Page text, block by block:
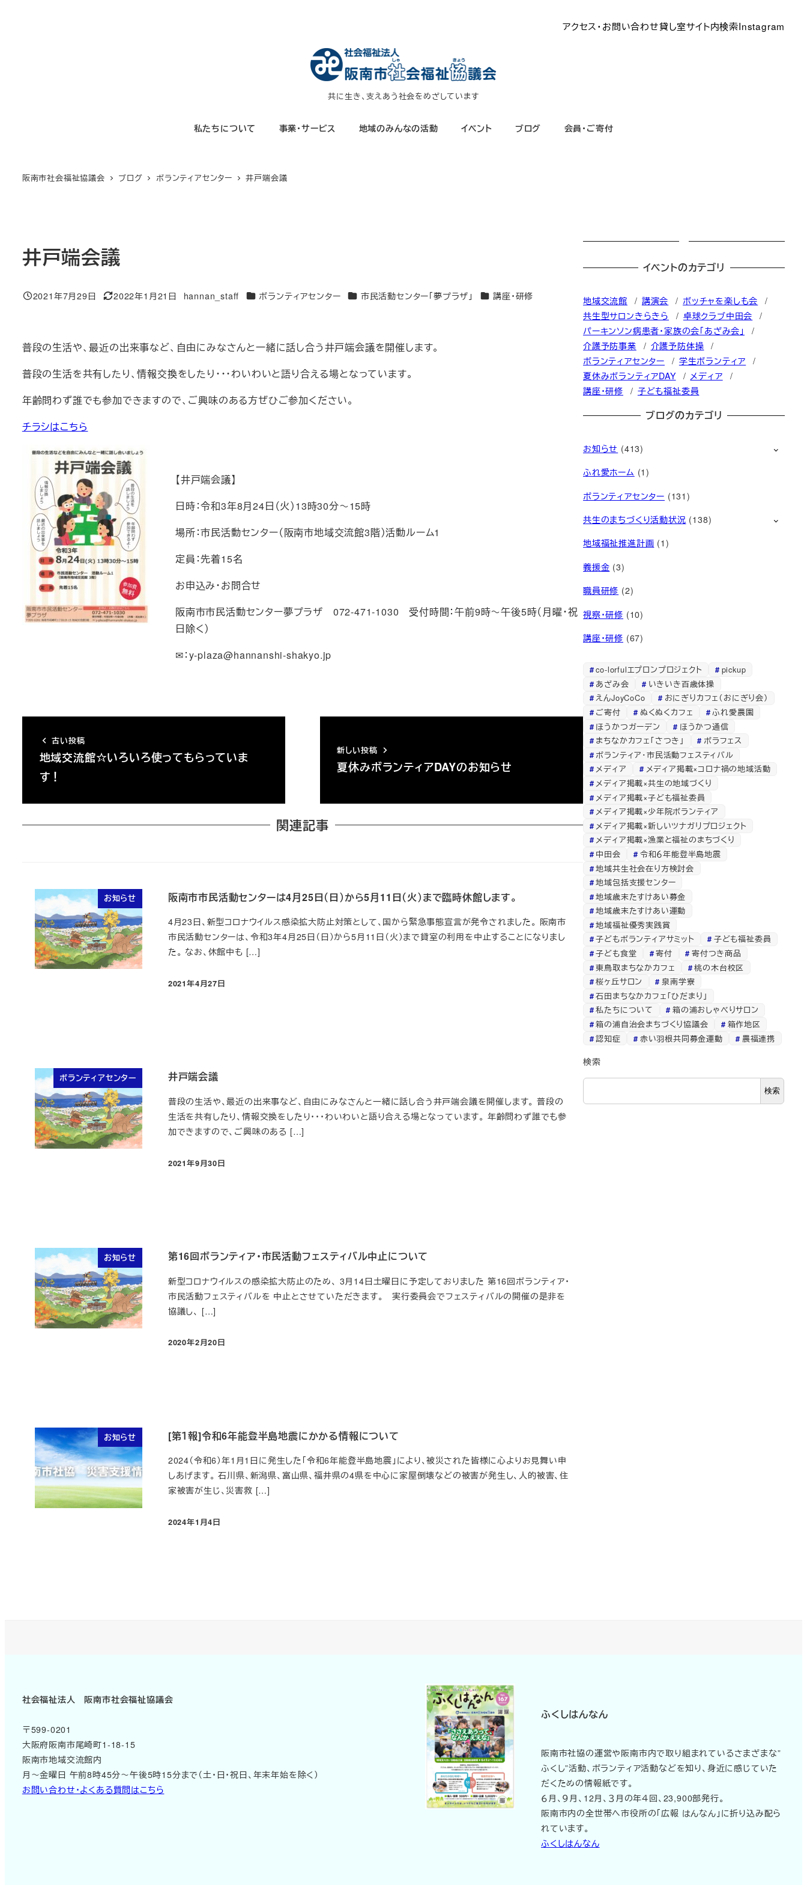
アクセス・お問い合わせ貸し室サイト内検索Instagram
共に生き、支えあう社会をめざしています
私たちについて 事業・サービス 地域のみんなの活動 イベント ブログ 会員・ご寄付
阪南市社会福祉協議会 ブログ ボランティアセンター 井戸端会議
井戸端会議
投稿日
2021年7月29日
更新日
2022年1月21日
著
hannan_staff カテゴリー
ボランティアセンター カテゴリー
市民活動センター「夢プラザ」 カテゴリー
講座・研修
普段の生活や、最近の出来事など、自由にみなさんと一緒に話し合う井戸端会議を開催します。
普段の生活を共有したり、情報交換をしたり・・・わいわいと語り合える場となっています。
年齢問わず誰でも参加できますので、ご興味のある方ぜひご参加ください。
チラシはこちら
【井戸端会議】
日時：令和3年8月24日（火）13時30分～15時
場所：市民活動センター（阪南市地域交流館3階）活動ルーム1
定員：先着15名
お申込み・お問合せ
阪南市市民活動センター夢プラザ 072-471-1030 受付時間：午前9時～午後5時（月曜・祝
日除く）
✉：y-plaza@hannanshi-shakyo.jp
古い投稿
地域交流館☆いろいろ使ってもらっていま
す！
新しい投稿
夏休みボランティアDAYのお知らせ
関連記事
お知らせ 阪南市市民活動センターは4月25日（日）から5月11日（火）まで臨時休館します。
4月23日、新型コロナウイルス感染拡大防止対策として、国から緊急事態宣言が発令されました。 阪南市
市民活動センターは、令和3年4月25日（日）から5月11日（火）まで貸室の利用を中止することになりまし
た。 なお、休館中も […]
投稿日
2021年4月27日
ボランティアセンター 井戸端会議
普段の生活や、最近の出来事など、自由にみなさんと一緒に話し合う井戸端会議を開催します。 普段の
生活を共有したり、情報交換をしたり・・・わいわいと語り合える場となっています。 年齢問わず誰でも参
加できますので、ご興味のある […]
投稿日
2021年9月30日
お知らせ 第16回ボランティア・市民活動フェスティバル中止について
新型コロナウイルスの感染拡大防止のため、 3月14日土曜日に予定しておりました 第16回ボランティア・
市民活動フェスティバルを 中止とさせていただきます。 実行委員会でフェスティバルの開催の是非を
協議し、 […]
投稿日
2020年2月20日
お知らせ [第１報]令和6年能登半島地震にかかる情報について
2024（令和6）年1月1日に発生した「令和6年能登半島地震」により､被災された皆様に心よりお見舞い申
しあげます。 石川県、新潟県、富山県、福井県の4県を中心に家屋倒壊などの被害が発生し、人的被害、住
家被害が生じ、災害救 […]
投稿日
2024年1月4日
イベントのカテゴリ
地域交流館 講演会
ボッチャを楽しも会
共生型サロンきらきら
卓球クラブ中田会
パーキンソン病患者・家族の会「あざみ会」
介護予防事業
介護予防体操
ボランティアセンター
学生ボランティア
夏休みボランティアDAY
メディア
講座・研修
子ども福祉委員
ブログのカテゴリ
お知らせ (413)
ふれ愛ホーム (1)
ボランティアセンター (131)
共生のまちづくり活動状況 (138)
地域福祉推進計画 (1)
義援金 (3)
職員研修 (2)
視察・研修 (10)
講座・研修 (67)
co-lorfulエプロンプロジェクト
pickup
あざみ会
いきいき百歳体操
えんJoyCoCo
おにぎりカフェ（おにぎり会）
ご寄付
ぬくぬくカフェ
ふれ愛農園
ほうかつガーデン
ほうかつ通信
まちなかカフェ「さつき」
ボラフェス
ボランティア・市民活動フェスティバル
メディア
メディア掲載×コロナ禍の地域活動
メディア掲載×共生の地域づくり
メディア掲載×子ども福祉委員
メディア掲載×少年院ボランティア
メディア掲載×新しいツナガリプロジェクト
メディア掲載×漁業と福祉のまちづくり
中田会
令和６年能登半島地震
地域共生社会在り方検討会
地域包括支援センター
地域歳末たすけあい募金
地域歳末たすけあい運動
地域福祉優秀実践賞
子どもボランティアサミット
子ども福祉委員
子ども食堂
寄付
寄付つき商品
東鳥取まちなかカフェ
桃の木台校区
桜ヶ丘サロン
泉南学寮
石田まちなかカフェ「ひだまり」
私たちについて
箱の浦おしゃべりサロン
箱の浦自治会まちづくり協議会
箱作地区
認知症
赤い羽根共同募金運動 農福連携
検索
検索
社会福祉法人 阪南市社会福祉協議会
〒599-0201
大阪府阪南市尾崎町1-18-15
阪南市地域交流館内
月～金曜日 午前8時45分～午後5時15分まで（土・日・祝日、年末年始を除く）
お問い合わせ・よくある質問はこちら
ふくしはんなん
阪南市社協の運営や阪南市内で取り組まれているさまざまな”
ふくし”活動、ボランティア活動などを知り、身近に感じていた
だくための情報紙です。
６月、９月、12月、３月の年４回、23,900部発行。
阪南市内の全世帯へ市役所の「広報 はんなん」に折り込み配ら
れています。
ふくしはんなん